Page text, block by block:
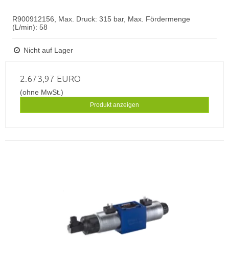
R900912156, Max. Druck: 315 bar, Max. Fördermenge
(L/min): 58
Nicht auf Lager
2.673,97 EURO
(ohne MwSt.)
Produkt anzeigen